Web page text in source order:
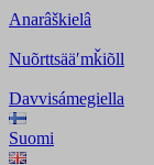
Anarâškielâ
Nuõrttsääʹmǩiõll
Davvisámegiella
Suomi